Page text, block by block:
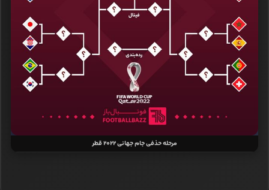
مرحله حذفی جام جهانی ۲۰۲۲ قطر